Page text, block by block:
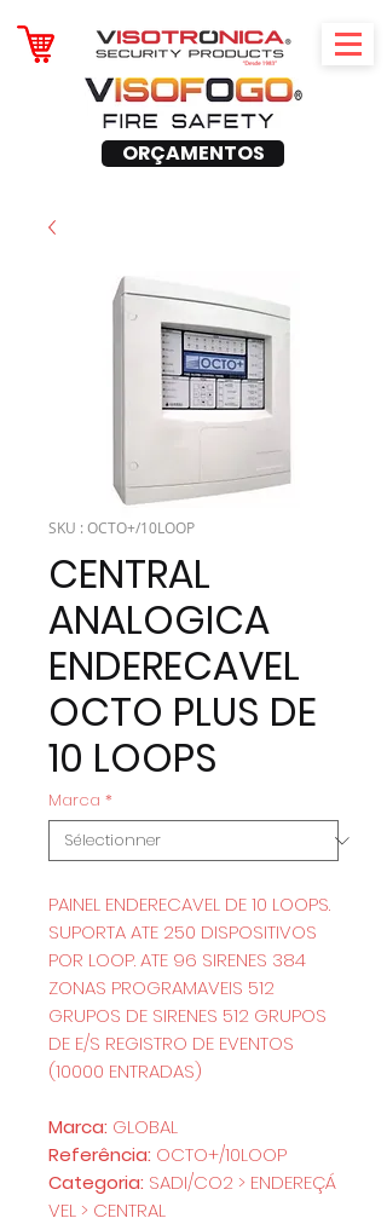
ORÇAMENTOS
SKU : OCTO+/10LOOP
CENTRAL
ANALOGICA
ENDERECAVEL
OCTO PLUS DE
10 LOOPS
Marca *
PAINEL ENDERECAVEL DE 10 LOOPS.
SUPORTA ATE 250 DISPOSITIVOS
POR LOOP. ATE 96 SIRENES 384
ZONAS PROGRAMAVEIS 512
GRUPOS DE SIRENES 512 GRUPOS
DE E/S REGISTRO DE EVENTOS
(10000 ENTRADAS)
Marca: GLOBAL
Referência: OCTO+/10LOOP
Categoria: SADI/CO2 > ENDEREÇÁ
VEL > CENTRAL